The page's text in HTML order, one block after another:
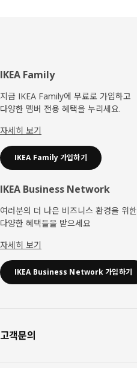
푸
터
IKEA Family
지금 IKEA Family에 무료로 가입하고
다양한 멤버 전용 혜택을 누리세요.
자세히 보기
IKEA Family 가입하기
IKEA Business Network
여러분의 더 나은 비즈니스 환경을 위한
다양한 혜택들을 받으세요
자세히 보기
IKEA Business Network 가입하기
고객문의